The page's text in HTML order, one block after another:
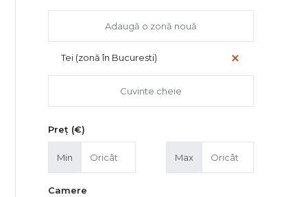
Tei (zonă în Bucuresti)
Preț (€)
Min Max
Camere